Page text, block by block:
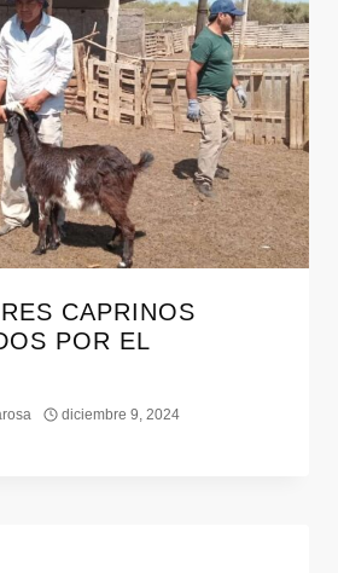
CAPRINOS
POR EL
diciembre 9, 2024